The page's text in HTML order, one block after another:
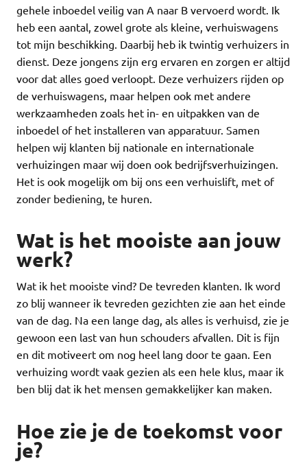
gehele inboedel veilig van A naar B vervoerd wordt. Ik
heb een aantal, zowel grote als kleine, verhuiswagens
tot mijn beschikking. Daarbij heb ik twintig verhuizers in
dienst. Deze jongens zijn erg ervaren en zorgen er altijd
voor dat alles goed verloopt. Deze verhuizers rijden op
de verhuiswagens, maar helpen ook met andere
werkzaamheden zoals het in- en uitpakken van de
inboedel of het installeren van apparatuur. Samen
helpen wij klanten bij nationale en internationale
verhuizingen maar wij doen ook bedrijfsverhuizingen.
Het is ook mogelijk om bij ons een verhuislift, met of
zonder bediening, te huren.
Wat is het mooiste aan jouw
werk?
Wat ik het mooiste vind? De tevreden klanten. Ik word
zo blij wanneer ik tevreden gezichten zie aan het einde
van de dag. Na een lange dag, als alles is verhuisd, zie je
gewoon een last van hun schouders afvallen. Dit is fijn
en dit motiveert om nog heel lang door te gaan. Een
verhuizing wordt vaak gezien als een hele klus, maar ik
ben blij dat ik het mensen gemakkelijker kan maken.
Hoe zie je de toekomst voor
je?